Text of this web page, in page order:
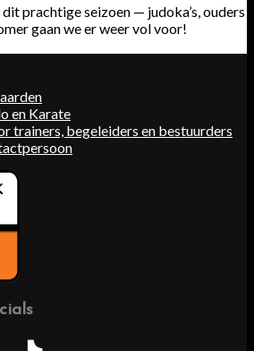
prachtige seizoen — judoka’s, ouders
gaan we er weer vol voor!
en Karate
trainers, begeleiders en bestuurders